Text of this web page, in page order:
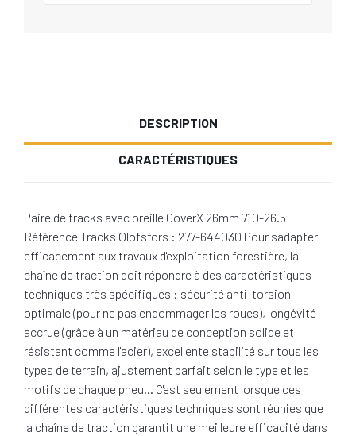
DESCRIPTION
CARACTÉRISTIQUES
Paire de tracks avec oreille CoverX 26mm 710-26.5
Référence Tracks Olofsfors : 277-644030 Pour s'adapter
efficacement aux travaux d'exploitation forestière, la
chaîne de traction doit répondre à des caractéristiques
techniques très spécifiques : sécurité anti-torsion
optimale (pour ne pas endommager les roues), longévité
accrue (grâce à un matériau de conception solide et
résistant comme l'acier), excellente stabilité sur tous les
types de terrain, ajustement parfait selon le type et les
motifs de chaque pneu… C'est seulement lorsque ces
différentes caractéristiques techniques sont réunies que
la chaîne de traction garantit une meilleure efficacité dans